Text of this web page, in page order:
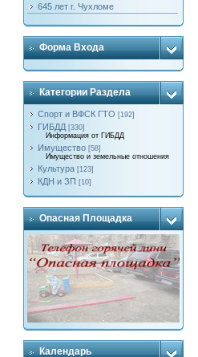
645 лет г. Чухломе
Форма Входа
Категории Раздела
Спорт и ВФСК ГТО [192]
ГИБДД [330]
Информация от ГИБДД
Имущество [58]
Имущество и земельные отношения
Культура [123]
КДН и ЗП [10]
Опасная Площадка
Календарь